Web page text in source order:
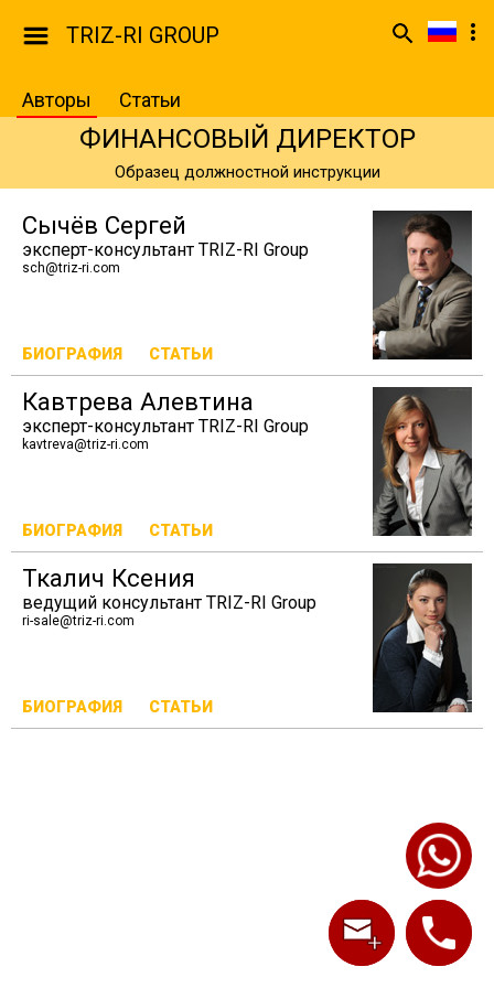
TRIZ-RI GROUP
Авторы Статьи
ФИНАНСОВЫЙ ДИРЕКТОР
Образец должностной инструкции
Сычёв Сергей
эксперт-консультант TRIZ-RI Group
sch@triz-ri.com
БИОГРАФИЯ СТАТЬИ
Кавтрева Алевтина
эксперт-консультант TRIZ-RI Group
kavtreva@triz-ri.com
БИОГРАФИЯ СТАТЬИ
Ткалич Ксения
ведущий консультант TRIZ-RI Group
ri-sale@triz-ri.com
БИОГРАФИЯ СТАТЬИ